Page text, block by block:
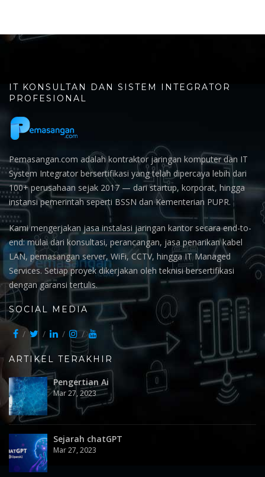
IT KONSULTAN DAN SISTEM INTEGRATOR
PROFESIONAL
Pemasangan.com adalah kontraktor jaringan komputer dan IT
System Integrator bersertifikasi yang telah dipercaya lebih dari
100+ perusahaan sejak 2017 — dari startup, korporat, hingga
instansi pemerintah seperti BSSN dan Kementerian PUPR.
Kami mengerjakan jasa instalasi jaringan kantor secara end-to-
end: mulai dari konsultasi, perancangan, jasa penarikan kabel
LAN, pemasangan server, WiFi, CCTV, hingga IT Managed
Services. Setiap proyek dikerjakan oleh teknisi bersertifikasi
dengan garansi tertulis.
SOCIAL MEDIA
ARTIKEL TERAKHIR
Pengertian Ai
Mar 27, 2023
Sejarah chatGPT
Mar 27, 2023